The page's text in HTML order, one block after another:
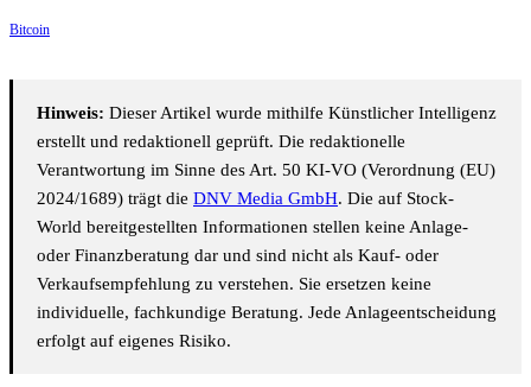
Bitcoin
Hinweis: Dieser Artikel wurde mithilfe Künstlicher Intelligenz
erstellt und redaktionell geprüft. Die redaktionelle
Verantwortung im Sinne des Art. 50 KI-VO (Verordnung (EU)
2024/1689) trägt die DNV Media GmbH. Die auf Stock-
World bereitgestellten Informationen stellen keine Anlage-
oder Finanzberatung dar und sind nicht als Kauf- oder
Verkaufsempfehlung zu verstehen. Sie ersetzen keine
individuelle, fachkundige Beratung. Jede Anlageentscheidung
erfolgt auf eigenes Risiko.